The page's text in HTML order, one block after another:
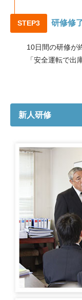
STEP3 研修修
10日間の研修が
「安全運転で出
新人研修